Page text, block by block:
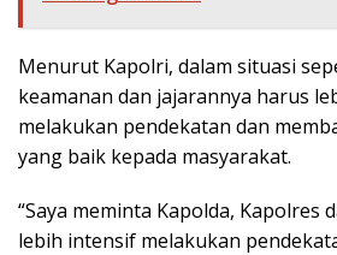
Menurut Kapolri, dalam situasi
keamanan dan jajarannya harus
melakukan pendekatan dan
yang baik kepada masyarakat.
“Saya meminta Kapolda, Kapolres
lebih intensif melakukan